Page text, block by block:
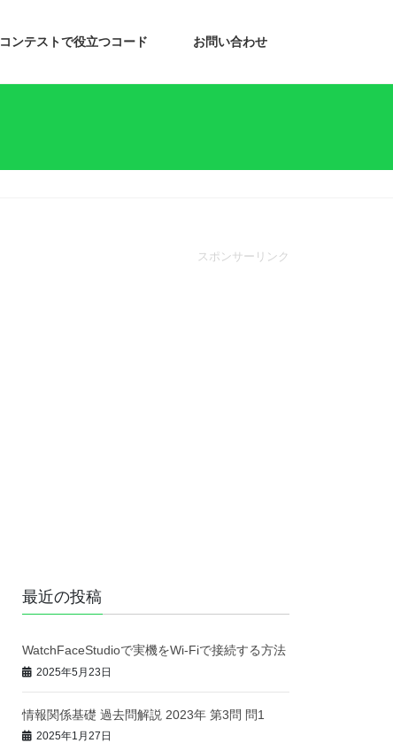
コンテストで役立つコード お問い合わせ
スポンサーリンク
最近の投稿
WatchFaceStudioで実機をWi-Fiで接続する方法
2025年5月23日
情報関係基礎 過去問解説 2023年 第3問 問1
2025年1月27日